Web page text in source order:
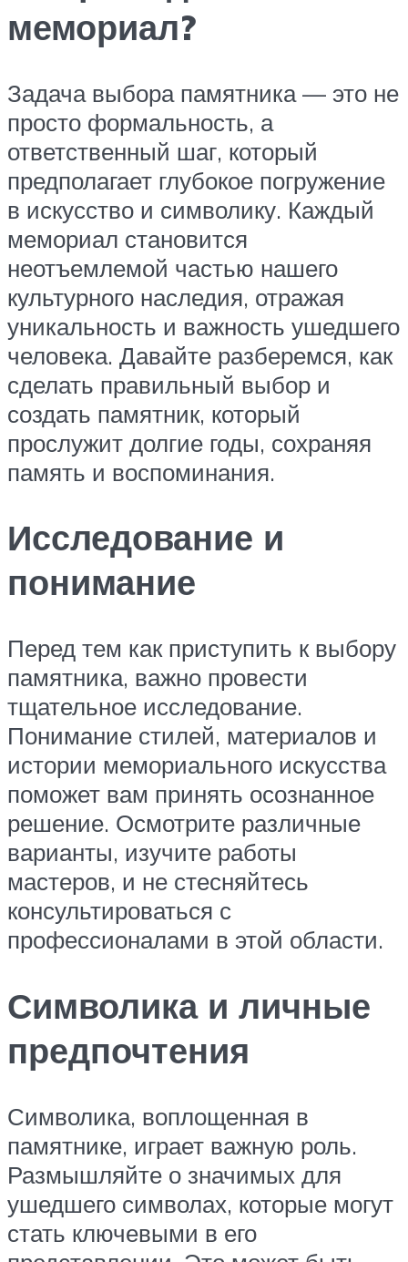
мемориал?
Задача выбора памятника — это не
просто формальность, а
ответственный шаг, который
предполагает глубокое погружение
в искусство и символику. Каждый
мемориал становится
неотъемлемой частью нашего
культурного наследия, отражая
уникальность и важность ушедшего
человека. Давайте разберемся, как
сделать правильный выбор и
создать памятник, который
прослужит долгие годы, сохраняя
память и воспоминания.
Исследование и
понимание
Перед тем как приступить к выбору
памятника, важно провести
тщательное исследование.
Понимание стилей, материалов и
истории мемориального искусства
поможет вам принять осознанное
решение. Осмотрите различные
варианты, изучите работы
мастеров, и не стесняйтесь
консультироваться с
профессионалами в этой области.
Символика и личные
предпочтения
Символика, воплощенная в
памятнике, играет важную роль.
Размышляйте о значимых для
ушедшего символах, которые могут
стать ключевыми в его